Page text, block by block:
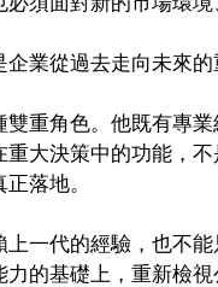
業從過去走向未來的
重角色。他既有專
大決策中的功能，
落地。
一代的經驗，也不
的基礎上，重新檢視